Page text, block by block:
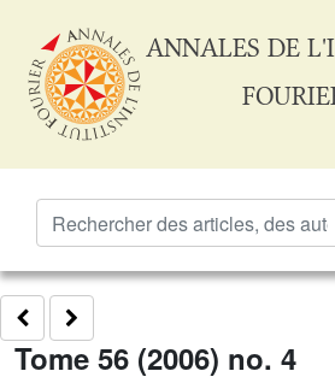
ANNALES DE
Tome 56 (2006) no. 4